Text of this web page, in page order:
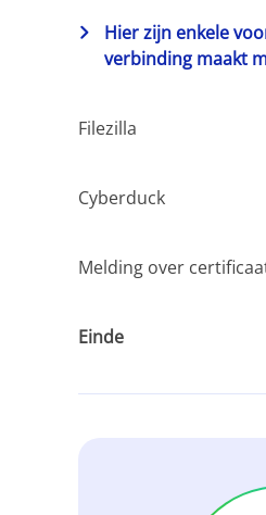
Hier zijn enkele
verbinding maakt
Filezilla
Cyberduck
Melding over
Einde